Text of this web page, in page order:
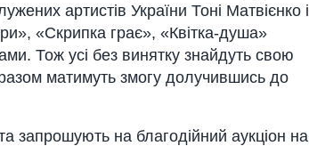
артистів України Тоні Матвієнко і
«Скрипка грає», «Квітка-душа»
Тож усі без винятку знайдуть свою
матимуть змогу долучившись до
запрошують на благодійний аукціон на